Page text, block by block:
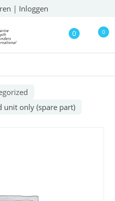
| Inloggen
0 0
only (spare part)